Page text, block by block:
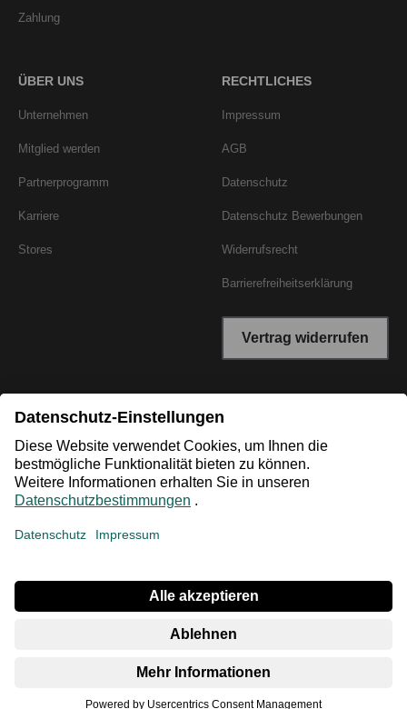
Zahlung
ÜBER UNS
Unternehmen
Mitglied werden
Partnerprogramm
Karriere
Stores
RECHTLICHES
Impressum
AGB
Datenschutz
Datenschutz Bewerbungen
Widerrufsrecht
Barrierefreiheitserklärung
Vertrag widerrufen
*Niedrigster Gesamtpreis der letzten 30 Tage vor der